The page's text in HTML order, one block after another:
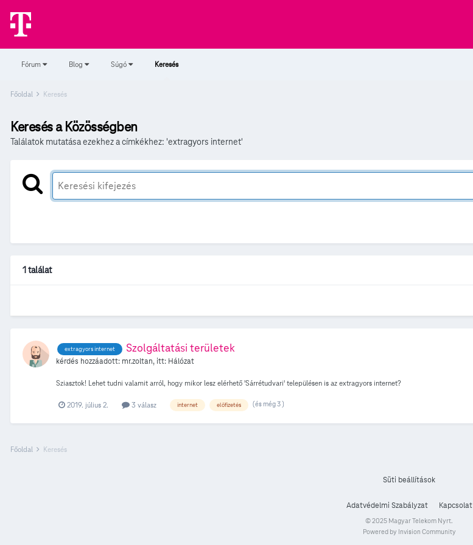
Fórum Blog Súgó Keresés
Főoldal Keresés
Keresés a Közösségben
Találatok mutatása ezekhez a címkékhez: 'extragyors internet'
1 találat
extragyors internet Szolgáltatási területek
kérdés hozzáadott: mr.zoltan, itt: Hálózat
Sziasztok! Lehet tudni valamit arról, hogy mikor lesz elérhető 'Sárrétudvari' településen is az extragyors internet?
2019. július 2. 3 válasz internet előfizetés (és még 3 )
Főoldal Keresés
Süti beállítások
Adatvédelmi Szabályzat Kapcsolat
© 2025 Magyar Telekom Nyrt.
Powered by Invision Community